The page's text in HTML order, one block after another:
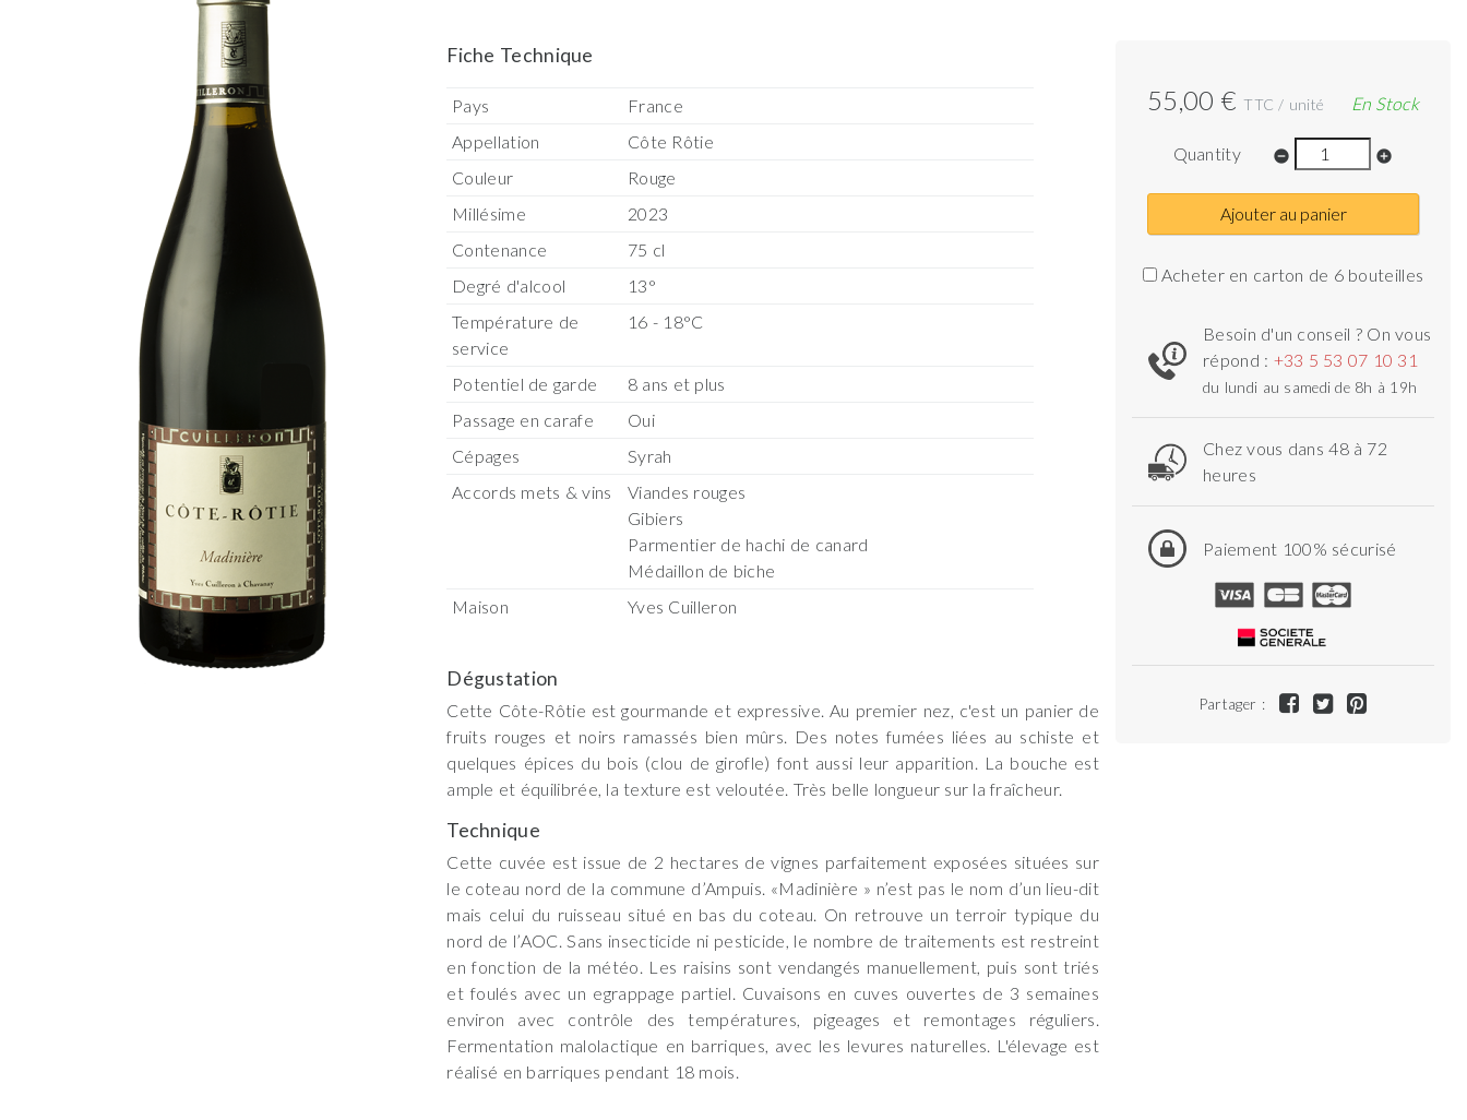
55,00 € TTC / unité En Stock
Quantity remove_circle add_circle
Ajouter au panier
Acheter en carton de 6 bouteilles
Besoin d'un conseil ? On vous
répond : +33 5 53 07 10 31
du lundi au samedi de 8h à 19h
Chez vous dans 48 à 72
heures
Paiement 100% sécurisé
Partager :
Fiche Technique
Pays
France
Appellation
Côte Rôtie
Couleur
Rouge
Millésime
2023
Contenance
75 cl
Degré d'alcool
13°
Température de
service
16 - 18°C
Potentiel de garde
8 ans et plus
Passage en carafe
Oui
Cépages
Syrah
Accords mets & vins
Viandes rouges
Gibiers
Parmentier de hachi de canard
Médaillon de biche
Maison
Yves Cuilleron
Dégustation
Cette Côte-Rôtie est gourmande et expressive. Au premier nez, c'est un panier de
fruits rouges et noirs ramassés bien mûrs. Des notes fumées liées au schiste et
quelques épices du bois (clou de girofle) font aussi leur apparition. La bouche est
ample et équilibrée, la texture est veloutée. Très belle longueur sur la fraîcheur.
Technique
Cette cuvée est issue de 2 hectares de vignes parfaitement exposées situées sur
le coteau nord de la commune d’Ampuis. «Madinière » n’est pas le nom d’un lieu-dit
mais celui du ruisseau situé en bas du coteau. On retrouve un terroir typique du
nord de l’AOC. Sans insecticide ni pesticide, le nombre de traitements est restreint
en fonction de la météo. Les raisins sont vendangés manuellement, puis sont triés
et foulés avec un egrappage partiel. Cuvaisons en cuves ouvertes de 3 semaines
environ avec contrôle des températures, pigeages et remontages réguliers.
Fermentation malolactique en barriques, avec les levures naturelles. L'élevage est
réalisé en barriques pendant 18 mois.